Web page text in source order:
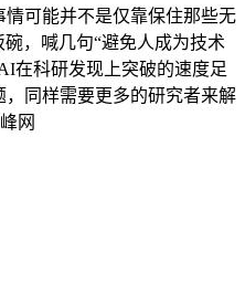
可能并不是仅靠保住那些无
，喊几句“避免人成为技术
在科研发现上突破的速度足
同样需要更多的研究者来解
网